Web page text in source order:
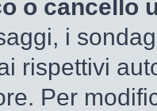
o cancello
i
rispettivi
Per